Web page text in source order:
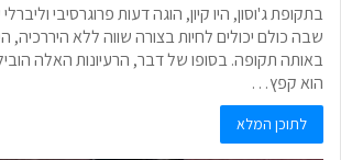
בתקופת ג'וסון, היו קיון, הוגה דעות פרוגרסיבי
שבה כולם יכולים לחיות בצורה שווה ללא היררכיה,
באותה תקופה. בסופו של דבר, הרעיונות האלה
הוא קפץ…
לתוכן המלא